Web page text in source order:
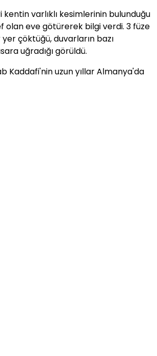
varlıklı kesimlerinin bulunduğu
olan eve götürerek bilgi verdi. 3 füze
çöktüğü, duvarların bazı
uğradığı görüldü.
Kaddafi'nin uzun yıllar Almanya'da